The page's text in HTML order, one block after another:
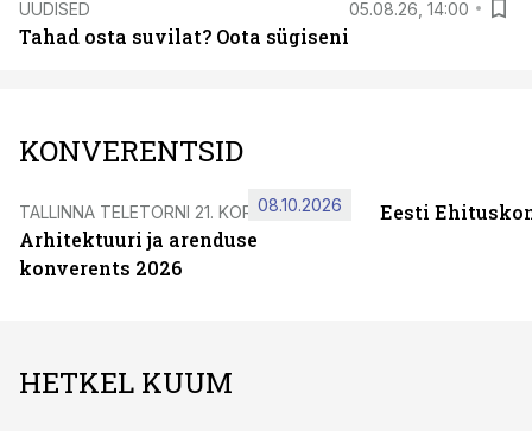
UUDISED 05.08.26, 14:00
Tahad osta suvilat? Oota sügiseni
KONVERENTSID
TALLINNA TELETORNI 21. KORRUSEL
Arhitektuuri ja arenduse
konverents 2026
08.10.2026 Eesti
HETKEL KUUM